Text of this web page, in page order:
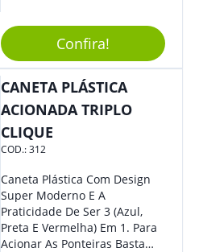
Impressionar. O Acionamento
Da Função Esferográfica É
Feito Por Clic.
Confira!
CANETA PLÁSTICA
ACIONADA TRIPLO
CLIQUE
COD.:312
Caneta Plástica Com Design
Super Moderno E A
Praticidade De Ser 3 (Azul,
Preta E Vermelha) Em 1. Para
Acionar As Ponteiras Basta